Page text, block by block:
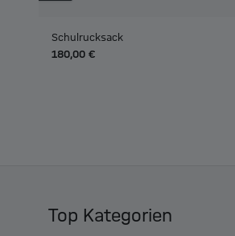
Schulrucksack
180,00 €
Top Kategorien